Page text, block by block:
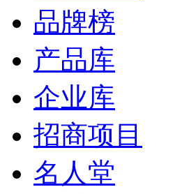
品牌榜
产品库
企业库
招商项目
名人堂